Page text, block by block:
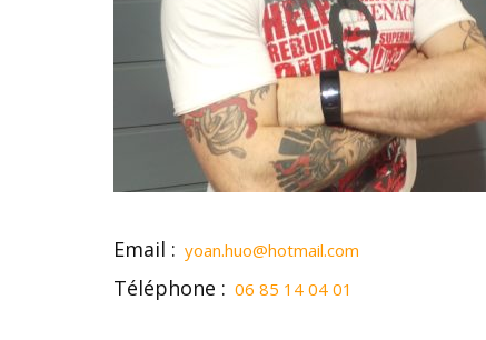
Email : yoan.huo@hotmail.com
Téléphone : 06 85 14 04 01